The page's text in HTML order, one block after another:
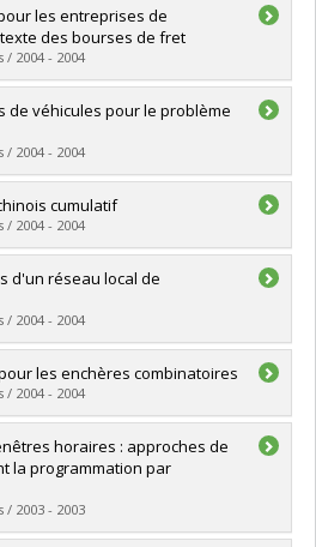
Ilfat
Papyrus
les entreprises de
des bourses de fret
2004 - 2004
Papyrus
de véhicules pour le problème
2004 - 2004
Papyrus
cumulatif
2004 - 2004
van
Papyrus
d'un réseau local de
2004 - 2004
Papyrus
les enchères combinatoires
2004 - 2004
Papyrus
horaires : approches de
la programmation par
2003 - 2003